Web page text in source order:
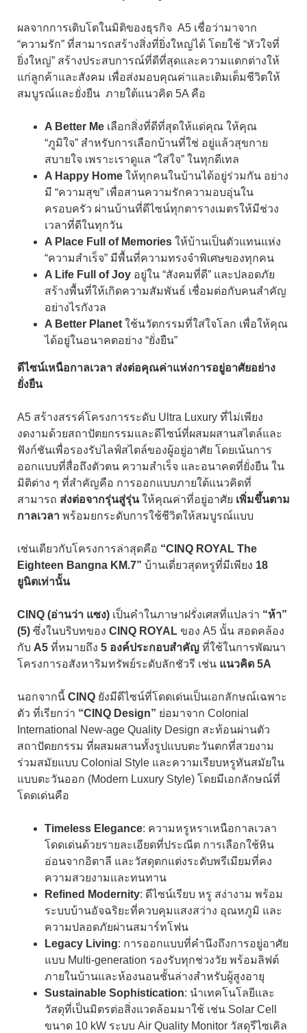
ผลจากการเติบโตในมิติของธุรกิจ A5 เชื่อว่ามาจาก
“ความรัก” ที่สามารถสร้างสิ่งที่ยิ่งใหญ่ได้ โดยใช้ “หัวใจที่
ยิ่งใหญ่” สร้างประสบการณ์ที่ดีที่สุดและความแตกต่างให้
แก่ลูกค้าและสังคม เพื่อส่งมอบคุณค่าและเติมเต็มชีวิตให้
สมบูรณ์และยั่งยืน ภายใต้แนวคิด 5A คือ
A Better Me เลือกสิ่งที่ดีที่สุดให้แด่คุณ ให้คุณ
“ภูมิใจ” สำหรับการเลือกบ้านที่ใช่ อยู่แล้วสุขกาย
สบายใจ เพราะเราดูแล “ใส่ใจ” ในทุกดีเทล
A Happy Home ให้ทุกคนในบ้านได้อยู่ร่วมกัน อย่าง
มี “ความสุข” เพื่อสานความรักความอบอุ่นใน
ครอบครัว ผ่านบ้านที่ดีไซน์ทุกตารางเมตรให้มีช่วง
เวลาที่ดีในทุกวัน
A Place Full of Memories ให้บ้านเป็นตัวแทนแห่ง
“ความสำเร็จ” มีพื้นที่ความทรงจำพิเศษของทุกคน
A Life Full of Joy อยู่ใน “สังคมที่ดี” และปลอดภัย
สร้างพื้นที่ให้เกิดความสัมพันธ์ เชื่อมต่อกับคนสำคัญ
อย่างไรกังวล
A Better Planet ใช้นวัตกรรมที่ใส่ใจโลก เพื่อให้คุณ
ได้อยู่ในอนาคตอย่าง “ยั่งยืน”
ดีไซน์เหนือกาลเวลา ส่งต่อคุณค่าแห่งการอยู่อาศัยอย่าง
ยั่งยืน
A5 สร้างสรรค์โครงการระดับ Ultra Luxury ที่ไม่เพียง
งดงามด้วยสถาปัตยกรรมและดีไซน์ที่ผสมผสานสไตล์และ
ฟังก์ชันเพื่อรองรับไลฟ์สไตล์ของผู้อยู่อาศัย โดยเน้นการ
ออกแบบที่สื่อถึงตัวตน ความสำเร็จ และอนาคตที่ยั่งยืน ใน
มิติต่าง ๆ ที่สำคัญคือ การออกแบบภายใต้แนวคิดที่
สามารถ ส่งต่อจากรุ่นสู่รุ่นให้คุณค่าที่อยู่อาศัย เพิ่มขึ้นตาม
กาลเวลา พร้อมยกระดับการใช้ชีวิตให้สมบูรณ์แบบ
เช่นเดียวกับโครงการล่าสุดคือ “CINQ ROYAL The
Eighteen Bangna KM.7” บ้านเดี่ยวสุดหรูที่มีเพียง 18
ยูนิตเท่านั้น
CINQ (อ่านว่า แซง) เป็นคำในภาษาฝรั่งเศสที่แปลว่า “ห้า”
(5) ซึ่งในบริบทของ CINQ ROYAL ของ A5 นั้น สอดคล้อง
กับ A5 ที่หมายถึง 5 องค์ประกอบสำคัญ ที่ใช้ในการพัฒนา
โครงการอสังหาริมทรัพย์ระดับลักชัวรี เช่น แนวคิด 5A
นอกจากนี้ CINQ ยังมีดีไซน์ที่โดดเด่นเป็นเอกลักษณ์เฉพาะ
ตัว ที่เรียกว่า “CINQ Design” ย่อมาจาก Colonial
International New-age Quality Design สะท้อนผ่านตัว
สถาปัตยกรรม ที่ผสมผสานทั้งรูปแบบตะวันตกที่สวยงาม
ร่วมสมัยแบบ Colonial Style และความเรียบหรูทันสมัยใน
แบบตะวันออก (Modern Luxury Style) โดยมีเอกลักษณ์ที่
โดดเด่นคือ
Timeless Elegance: ความหรูหราเหนือกาลเวลา
โดดเด่นด้วยรายละเอียดที่ประณีต การเลือกใช้หิน
อ่อนจากอิตาลี และวัสดุตกแต่งระดับพรีเมียมที่คง
ความสวยงามและทนทาน
Refined Modernity: ดีไซน์เรียบ หรู สง่างาม พร้อม
ระบบบ้านอัจฉริยะที่ควบคุมแสงสว่าง อุณหภูมิ และ
ความปลอดภัยผ่านสมาร์ทโฟน
Legacy Living: การออกแบบที่คำนึงถึงการอยู่อาศัย
แบบ Multi-generation รองรับทุกช่วงวัย พร้อมลิฟต์
ภายในบ้านและห้องนอนชั้นล่างสำหรับผู้สูงอายุ
Sustainable Sophistication: นำเทคโนโลยีและ
วัสดุที่เป็นมิตรต่อสิ่งแวดล้อมมาใช้ เช่น Solar Cell
ขนาด 10 kW ระบบ Air Quality Monitor วัสดุรีไซเคิล